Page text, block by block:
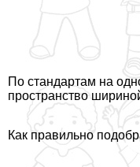
По стандартам на
прострaнcтво
Как правильно